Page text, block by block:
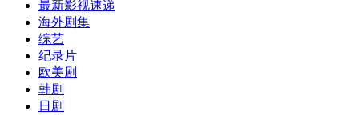
最新影视速递
海外剧集
综艺
纪录片
欧美剧
韩剧
日剧